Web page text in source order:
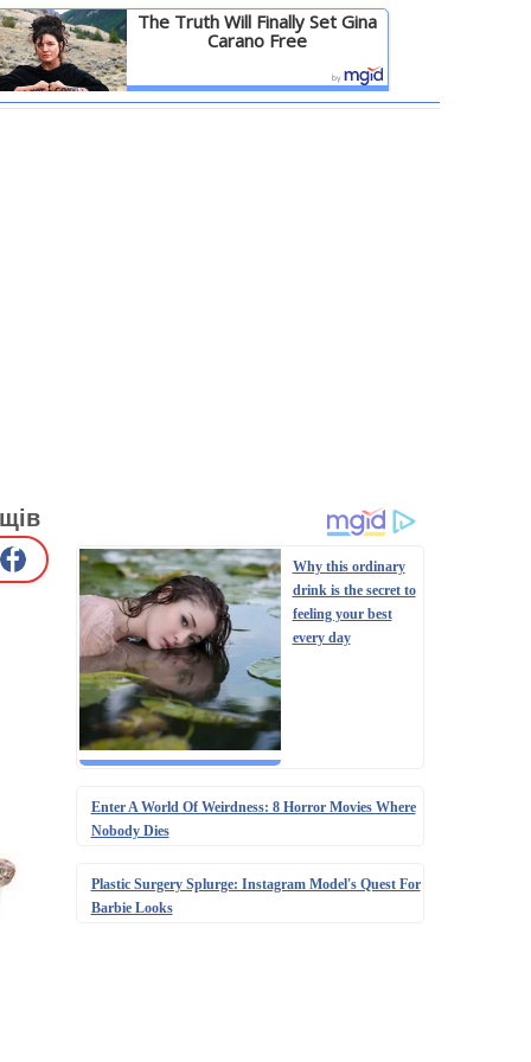
The Truth Will Finally Set Gina
Carano Free
Детальніше
Why this ordinary
drink is the secret to
feeling your best
every day
Enter A World Of Weirdness: 8 Horror Movies Where
Nobody Dies
Plastic Surgery Splurge: Instagram Model's Quest For
Barbie Looks